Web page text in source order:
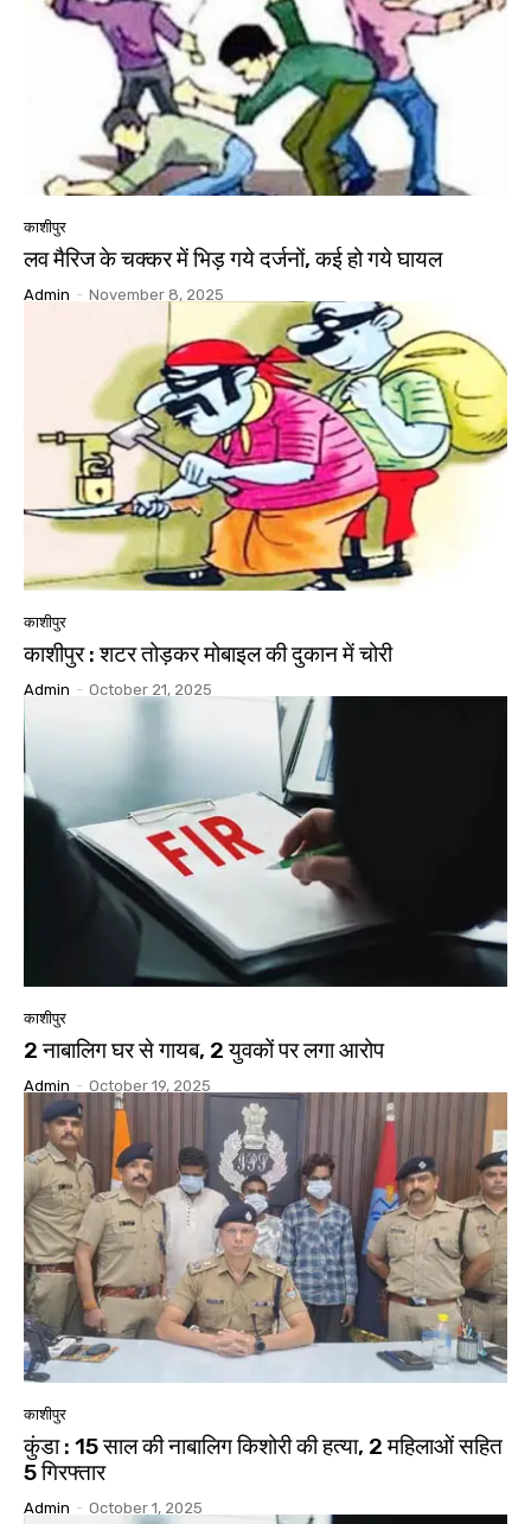
काशीपुर
लव मैरिज के चक्कर में भिड़ गये दर्जनों, कई हो गये घायल
Admin - November 8, 2025
काशीपुर
काशीपुर : शटर तोड़कर मोबाइल की दुकान में चोरी
Admin - October 21, 2025
काशीपुर
2 नाबालिग घर से गायब, 2 युवकों पर लगा आरोप
Admin - October 19, 2025
काशीपुर
कुंडा : 15 साल की नाबालिग किशोरी की हत्या, 2 महिलाओं सहित
5 गिरफ्तार
Admin - October 1, 2025